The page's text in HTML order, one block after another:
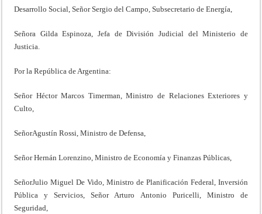
Desarrollo Social, Señor Sergio del Campo, Subsecretario de Energía,
Señora Gilda Espinoza, Jefa de División Judicial del Ministerio de
Justicia.
Por la República de Argentina:
Señor Héctor Marcos Timerman, Ministro de Relaciones Exteriores y
Culto,
SeñorAgustín Rossi, Ministro de Defensa,
Señor Hernán Lorenzino, Ministro de Economía y Finanzas Públicas,
SeñorJulio Miguel De Vido, Ministro de Planificación Federal, Inversión
Pública y Servicios, Señor Arturo Antonio Puricelli, Ministro de
Seguridad,